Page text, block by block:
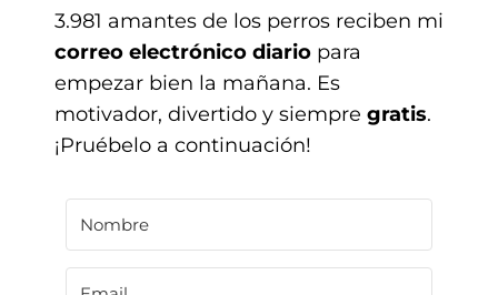
3.981 amantes de los perros reciben mi
correo electrónico diario para
empezar bien la mañana. Es
motivador, divertido y siempre gratis.
¡Pruébelo a continuación!